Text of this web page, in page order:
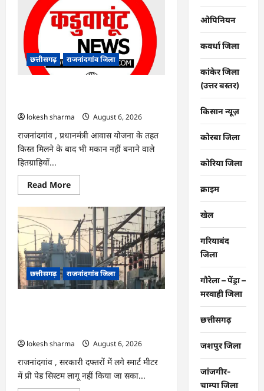
7
दिन
और
थमी
रहेगी
बारिश,
नए
सिस्टम
उमस
बढ़ी…
छत्तीसगढ़ राजनांदगांव जिला
lokesh sharma
August 6, 2026
राजनांदगांव , प्रधानमंंत्री आवास योजना के तहत
किस्त मिलने के बाद भी मकान नहीं बनाने वाले
हितग्राहियों...
Read MoreRead
more
राजनांदगांव
:
किस्त
लेकर
नहीं
बनाया
आवास
145
हितग्राहियों
से
होगी
छत्तीसगढ़ राजनांदगांव जिला
lokesh sharma
August 6, 2026
राजनांदगांव , सरकारी दफ्तरों में लगे स्मार्ट मीटर
में प्री पेड सिस्टम लागू नहीं किया जा सका...
ओपिनियन
कवर्धा जिला
कांकेर जिला
(उत्तर बस्तर)
किसान न्यूज़
कोरबा जिला
कोरिया जिला
क्राइम
खेल
गरियाबंद
जिला
गौरेला – पेंड्रा –
मरवाही जिला
छत्तीसगढ़
जशपुर जिला
जांजगीर-
चाम्पा जिला